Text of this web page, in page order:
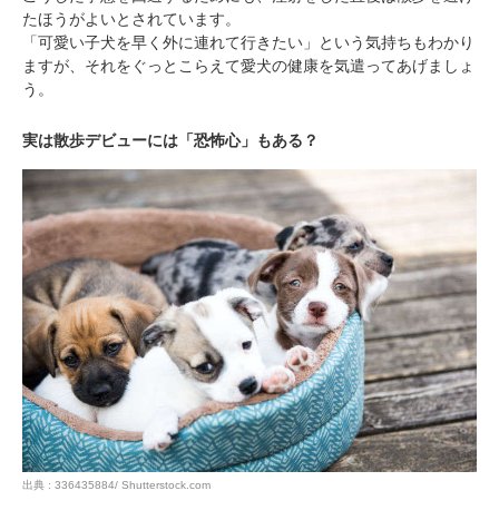
たほうがよいとされています。
「可愛い子犬を早く外に連れて行きたい」という気持ちもわかり
ますが、それをぐっとこらえて愛犬の健康を気遣ってあげましょ
う。
実は散歩デビューには「恐怖心」もある？
出典 : 336435884/ Shutterstock.com
閉じる
pecodogs
いぬ部をフォロー
pecocats
ねこ部をフォロー
アプリをダウンロードする